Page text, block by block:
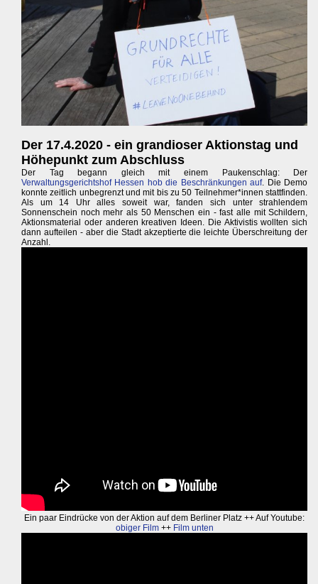
Der 17.4.2020 - ein grandioser Aktionstag und
Höhepunkt zum Abschluss
Der Tag begann gleich mit einem Paukenschlag: Der
Verwaltungsgerichtshof Hessen hob die Beschränkungen auf. Die Demo
konnte zeitlich unbegrenzt und mit bis zu 50 Teilnehmer*innen stattfinden.
Als um 14 Uhr alles soweit war, fanden sich unter strahlendem
Sonnenschein noch mehr als 50 Menschen ein - fast alle mit Schildern,
Aktionsmaterial oder anderen kreativen Ideen. Die Aktivistis wollten sich
dann aufteilen - aber die Stadt akzeptierte die leichte Überschreitung der
Anzahl.
Ein paar Eindrücke von der Aktion auf dem Berliner Platz ++ Auf Youtube:
obiger Film++ Film unten